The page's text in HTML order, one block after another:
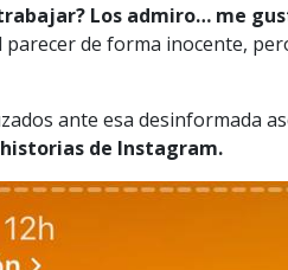
Los admiro… me
de forma inocente,
ante esa desinformada
de Instagram.